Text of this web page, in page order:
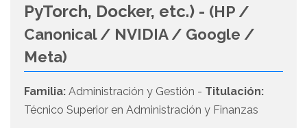
PyTorch, Docker, etc.) - (HP /
Canonical / NVIDIA / Google /
Meta)
Familia: Administración y Gestión - Titulación:
Técnico Superior en Administración y Finanzas